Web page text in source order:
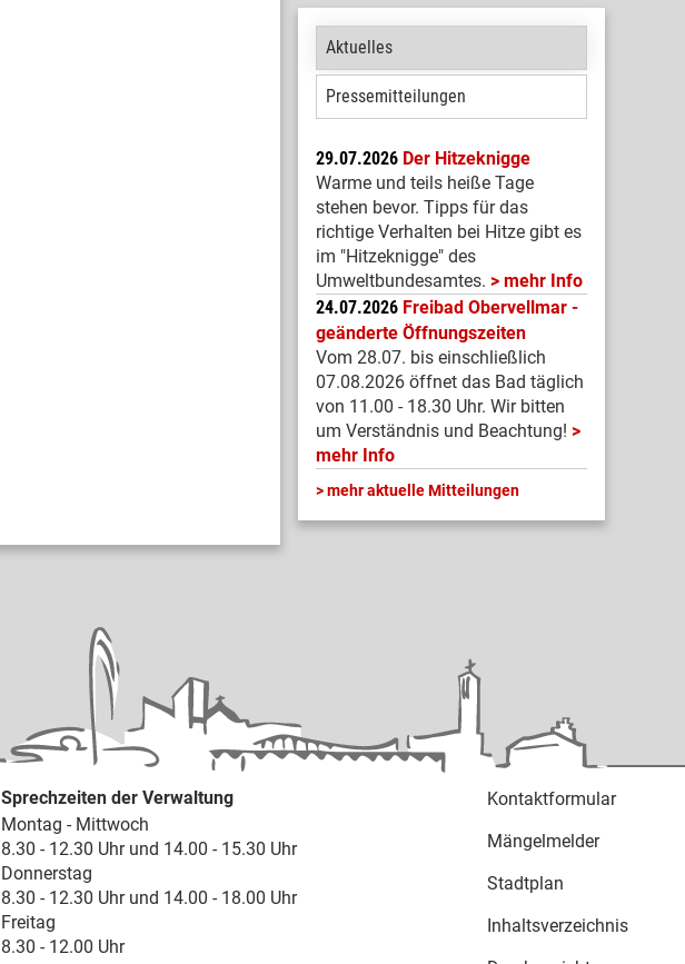
Aktuelles
Pressemitteilungen
29.07.2026 Der Hitzeknigge
Warme und teils heiße Tage
stehen bevor. Tipps für das
richtige Verhalten bei Hitze gibt es
im "Hitzeknigge" des
Umweltbundesamtes.
mehr Info
24.07.2026 Freibad Obervellmar -
geänderte Öffnungszeiten
Vom 28.07. bis einschließlich
07.08.2026 öffnet das Bad täglich
von 11.00 - 18.30 Uhr. Wir bitten
um Verständnis und Beachtung!
mehr Info
mehr aktuelle Mitteilungen
Sprechzeiten der Verwaltung
Montag - Mittwoch
8.30 - 12.30 Uhr und 14.00 - 15.30 Uhr
Donnerstag
8.30 - 12.30 Uhr und 14.00 - 18.00 Uhr
Freitag
8.30 - 12.00 Uhr
Kontaktformular
Mängelmelder
Stadtplan
Inhaltsverzeichnis